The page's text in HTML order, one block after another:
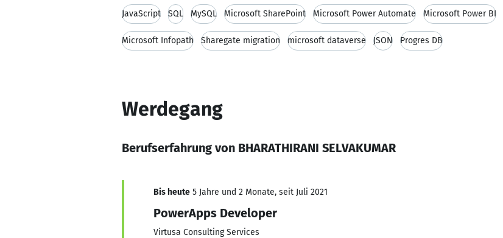
JavaScript SQL MySQL Microsoft SharePoint Microsoft Power Automate Microsoft Power BI
Microsoft Infopath Sharegate migration microsoft dataverse JSON Progres DB
Werdegang
Berufserfahrung von BHARATHIRANI SELVAKUMAR
Bis heute 5 Jahre und 2 Monate, seit Juli 2021
PowerApps Developer
Virtusa Consulting Services